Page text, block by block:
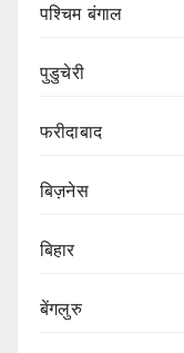
पश्चिम बंगाल
पुडुचेरी
फरीदाबाद
बिज़नेस
बिहार
बेंगलुरु